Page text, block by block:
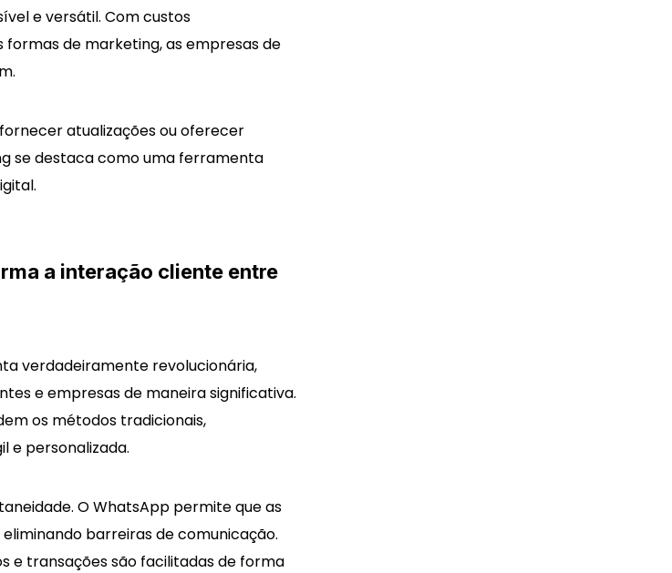
e versátil. Com custos
de marketing, as empresas de
atualizações ou oferecer
se destaca como uma ferramenta
a interação cliente entre
verdadeiramente revolucionária,
e empresas de maneira significativa.
os métodos tradicionais,
e personalizada.
O WhatsApp permite que as
barreiras de comunicação.
e transações são facilitadas de forma